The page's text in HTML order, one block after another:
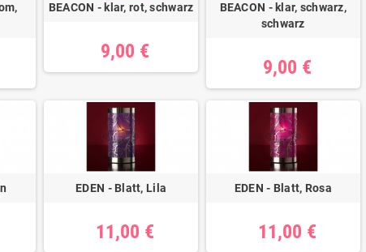
BEACON - klar, rot, schwarz
9,00 €
BEACON - klar, schwarz,
schwarz
9,00 €
EDEN - Blatt, Lila
11,00 €
EDEN - Blatt, Rosa
11,00 €